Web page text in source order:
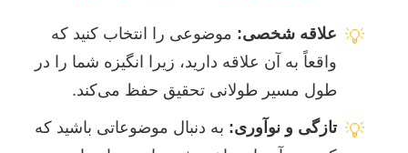
💡 علاقه شخصی: موضوعی را انتخاب کنید که
واقعاً به آن علاقه دارید، زیرا انگیزه شما را در
طول مسیر طولانی تحقیق حفظ می‌کند.
💡 تازگی و نوآوری: به دنبال موضوعاتی باشید که